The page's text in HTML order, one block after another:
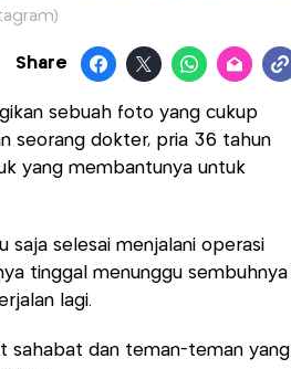
Share
sebuah foto yang cukup
seorang dokter, pria 36 tahun
yang membantunya untuk
saja selesai menjalani operasi
tinggal menunggu sembuhnya
lagi.
sahabat dan teman-teman yang